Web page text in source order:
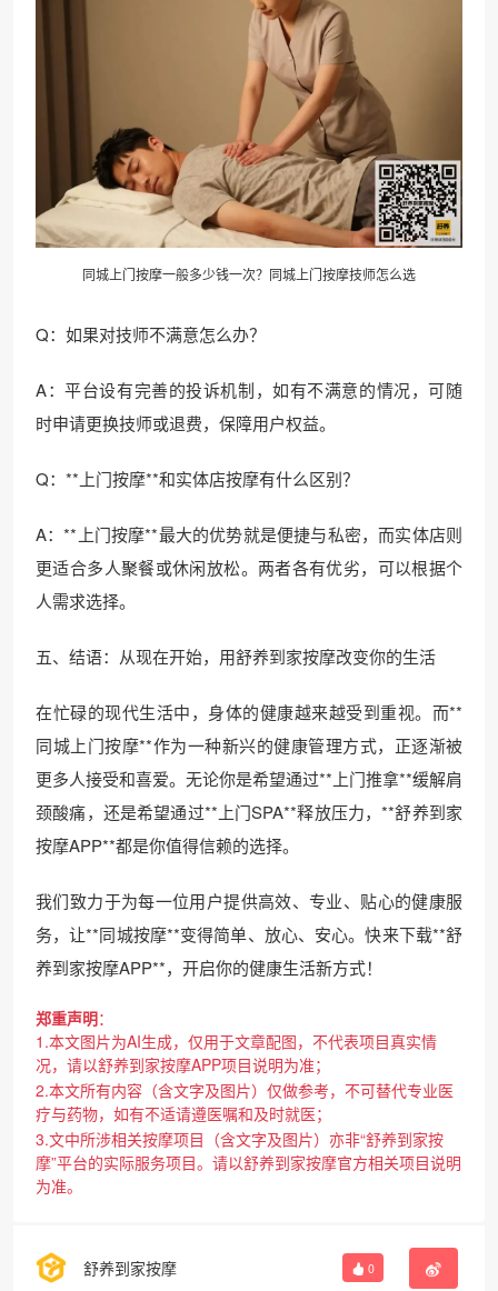
同城上门按摩一般多少钱一次？同城上门按摩技师怎么选
Q：如果对技师不满意怎么办？
A：平台设有完善的投诉机制，如有不满意的情况，可随
时申请更换技师或退费，保障用户权益。
Q：**上门按摩**和实体店按摩有什么区别？
A：**上门按摩**最大的优势就是便捷与私密，而实体店则
更适合多人聚餐或休闲放松。两者各有优劣，可以根据个
人需求选择。
五、结语：从现在开始，用舒养到家按摩改变你的生活
在忙碌的现代生活中，身体的健康越来越受到重视。而**
同城上门按摩**作为一种新兴的健康管理方式，正逐渐被
更多人接受和喜爱。无论你是希望通过**上门推拿**缓解肩
颈酸痛，还是希望通过**上门SPA**释放压力，**舒养到家
按摩APP**都是你值得信赖的选择。
我们致力于为每一位用户提供高效、专业、贴心的健康服
务，让**同城按摩**变得简单、放心、安心。快来下载**舒
养到家按摩APP**，开启你的健康生活新方式！
郑重声明：
1.本文图片为AI生成，仅用于文章配图，不代表项目真实情
况，请以舒养到家按摩APP项目说明为准；
2.本文所有内容（含文字及图片）仅做参考，不可替代专业医
疗与药物，如有不适请遵医嘱和及时就医；
3.文中所涉相关按摩项目（含文字及图片）亦非“舒养到家按
摩”平台的实际服务项目。请以舒养到家按摩官方相关项目说明
为准。
舒养到家按摩 0